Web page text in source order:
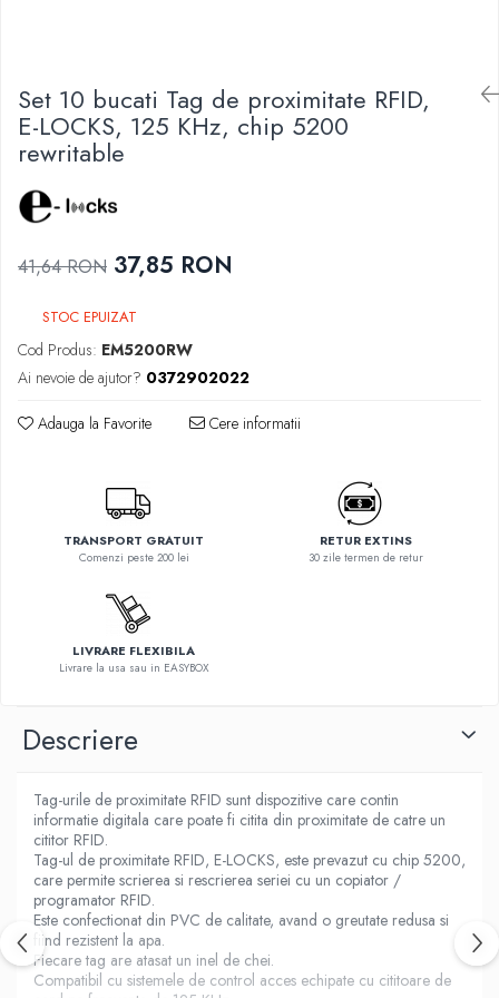
Set 10 bucati Tag de proximitate RFID,
E-LOCKS, 125 KHz, chip 5200
rewritable
41,64 RON 37,85 RON
STOC EPUIZAT
Cod Produs: EM5200RW
Ai nevoie de ajutor? 0372902022
Adauga la Favorite Cere informatii
TRANSPORT GRATUIT
Comenzi peste 200 lei
RETUR EXTINS
30 zile termen de retur
LIVRARE FLEXIBILA
Livrare la usa sau in EASYBOX
Descriere
Tag-urile de proximitate RFID sunt dispozitive care contin
informatie digitala care poate fi citita din proximitate de catre un
cititor RFID.
Tag-ul de proximitate RFID, E-LOCKS, este prevazut cu chip 5200,
care permite scrierea si rescrierea seriei cu un copiator /
programator RFID.
Este confectionat din PVC de calitate, avand o greutate redusa si
fiind rezistent la apa.
Fiecare tag are atasat un inel de chei.
Compatibil cu sistemele de control acces echipate cu cititoare de